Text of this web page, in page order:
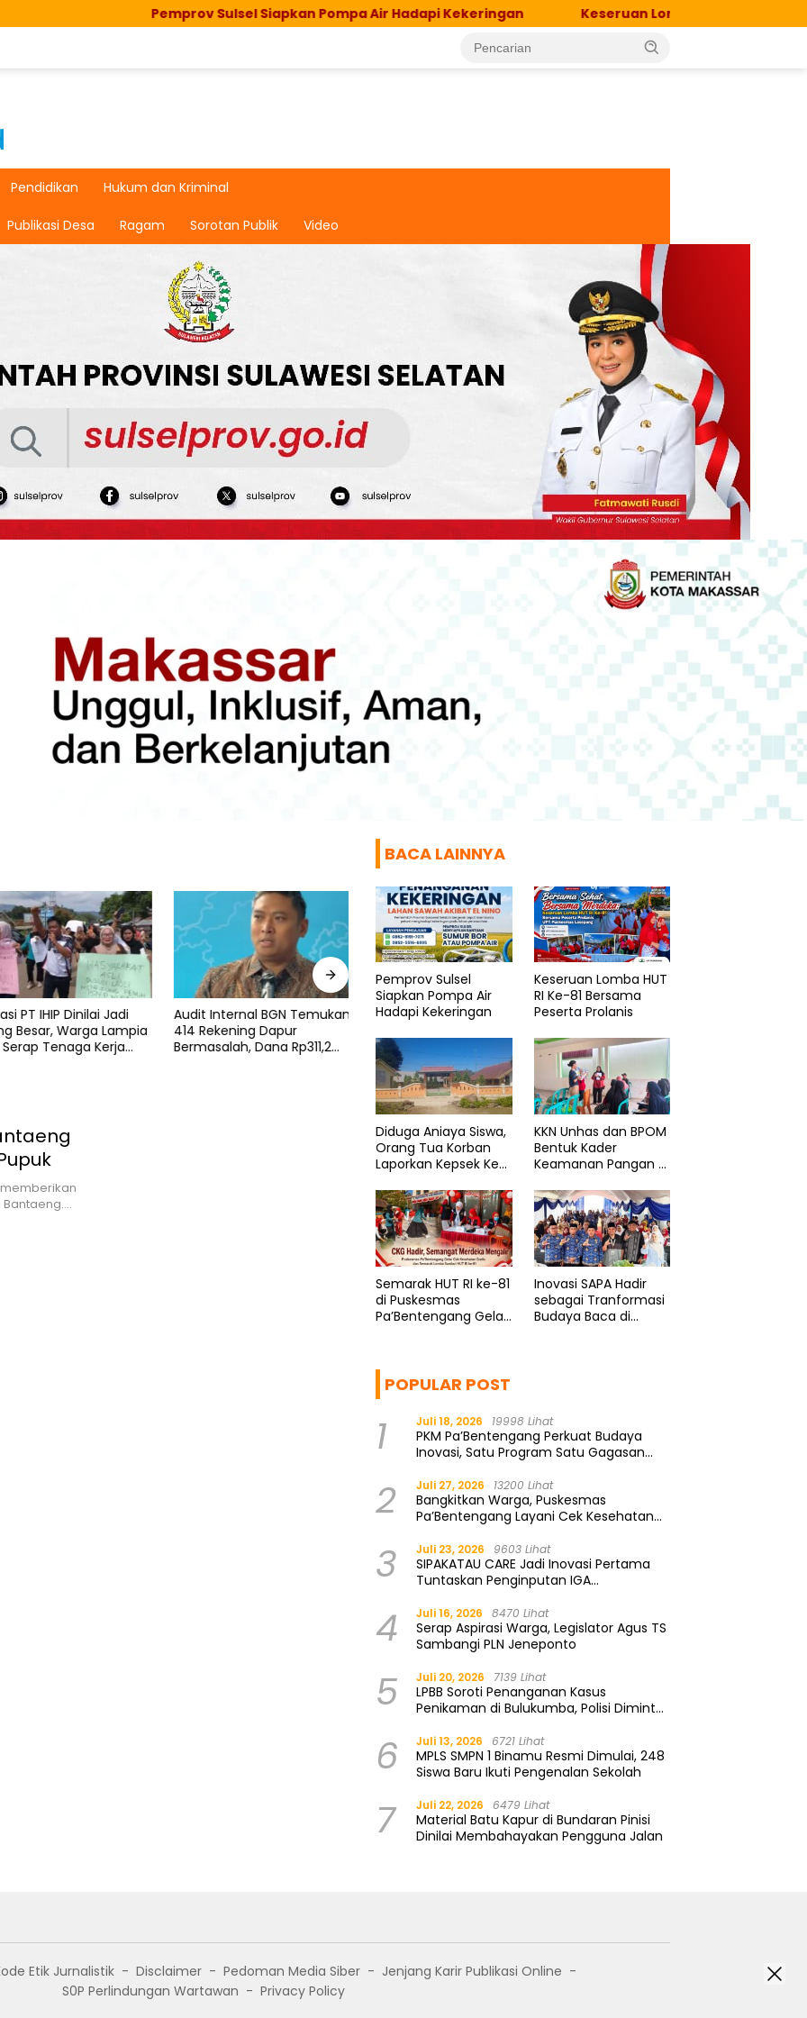
Pemprov Sulsel Siapkan Pompa Air Hadapi Kekeringan Keseruan Lomba HUT RI Ke-81 Bersama
Pendidikan Hukum dan Kriminal
Publikasi Desa Ragam Sorotan Publik Video
PT IHIP Dinilai Jadi
Besar, Warga Lampia
Tenaga Kerja
Audit Internal BGN Temukan
414 Rekening Dapur
Bermasalah, Dana Rp311,2
Ismail Pastikan Hibah KONI
Diaudit Kapan Saja
Tragedi KM Nurul Salsa,
Intensif dengan Basarnas
memberikan
BACA LAINNYA
Pemprov Sulsel
Siapkan Pompa Air
Hadapi Kekeringan
Keseruan Lomba HUT
RI Ke-81 Bersama
Peserta Prolanis
Diduga Aniaya Siswa,
Orang Tua Korban
Laporkan Kepsek Ke
KKN Unhas dan BPOM
Bentuk Kader
Keamanan Pangan di
Semarak HUT RI ke-81
di Puskesmas
Pa’Bentengang Gelar
Inovasi SAPA Hadir
sebagai Tranformasi
Budaya Baca di
POPULAR POST
1 Juli 18, 2026 19998 Lihat
PKM Pa’Bentengang Perkuat Budaya
Inovasi, Satu Program Satu Gagasan
2 Juli 27, 2026 13200 Lihat
Bangkitkan Warga, Puskesmas
Pa’Bentengang Layani Cek Kesehatan
3 Juli 23, 2026 9603 Lihat
SIPAKATAU CARE Jadi Inovasi Pertama
Tuntaskan Penginputan IGA
4 Juli 16, 2026 8470 Lihat
Serap Aspirasi Warga, Legislator Agus TS
Sambangi PLN Jeneponto
5 Juli 20, 2026 7139 Lihat
LPBB Soroti Penanganan Kasus
Penikaman di Bulukumba, Polisi Diminta
6 Juli 13, 2026 6721 Lihat
MPLS SMPN 1 Binamu Resmi Dimulai, 248
Siswa Baru Ikuti Pengenalan Sekolah
7 Juli 22, 2026 6479 Lihat
Material Batu Kapur di Bundaran Pinisi
Dinilai Membahayakan Pengguna Jalan
Etik Jurnalistik Disclaimer Pedoman Media Siber
Jenjang Karir Publikasi Online
S0P Perlindungan Wartawan
Privacy Policy